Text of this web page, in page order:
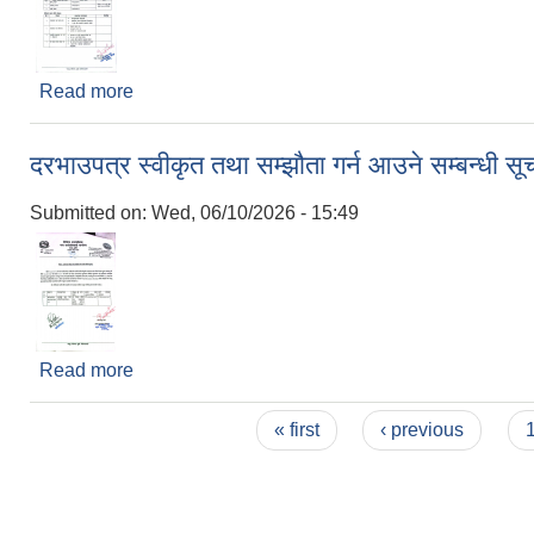
Read more
दरभाउपत्र स्वीकृत तथा सम्झौता गर्न आउने सम्बन्धी
Submitted on: Wed, 06/10/2026 - 15:49
Read more
« first ‹ previous 1